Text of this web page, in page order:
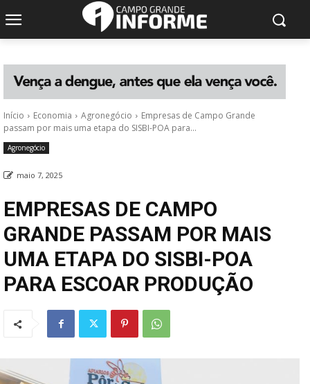
Início Economia Agronegócio
Empresas de Campo Grande
passam por mais uma etapa do SISBI-POA para...
Agronegócio
maio 7, 2025
EMPRESAS DE CAMPO
GRANDE PASSAM POR MAIS
UMA ETAPA DO SISBI-POA
PARA ESCOAR PRODUÇÃO